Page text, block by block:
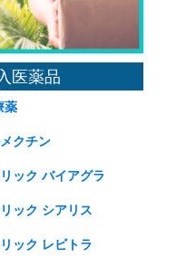
医薬品
薬
クチン
ック バイアグラ
ック シアリス
ック レビトラ